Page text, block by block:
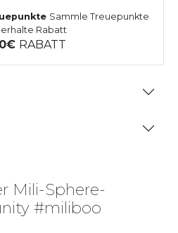
Sammle Treuepunkte
Rabatt
RABATT
Mili-Sphere-
#miliboo